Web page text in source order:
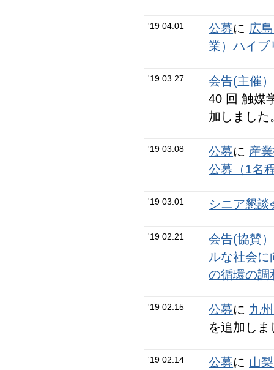
'19 04.01 公募に 広
業）ハイブ
'19 03.27
会告(主催）
40 回 触媒
加しました
'19 03.08 公募に 産
公募（1名
'19 03.01 シニア懇談
'19 02.21
会告(協賛）
ルな社会に
の循環の調
'19 02.15 公募に 九
を追加しま
'19 02.14 公募に 山